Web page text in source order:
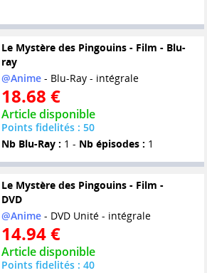
Le Mystère des Pingouins - Film - Blu-
ray
@Anime- Blu-Ray - intégrale
18.68 €
Article disponible
Points fidelités : 50
Nb Blu-Ray : 1 - Nb épisodes : 1
Le Mystère des Pingouins - Film -
DVD
@Anime- DVD Unité - intégrale
14.94 €
Article disponible
Points fidelités : 40